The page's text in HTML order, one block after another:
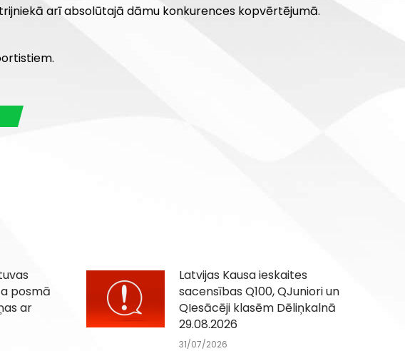
arī absolūtajā dāmu konkurences kopvērtējumā.
posmā
ar
Latvijas Kausa ieskaites
sacensības Q100, QJuniori un
QIesācēji klasēm Dēliņkalnā
29.08.2026
31/07/2026